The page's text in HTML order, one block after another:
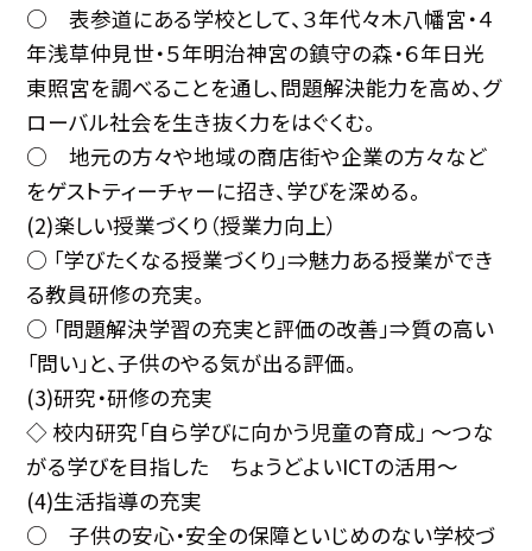
○ 表参道にある学校として、３年代々木八幡宮・４
年浅草仲見世・５年明治神宮の鎮守の森・６年日光
東照宮を調べることを通し、問題解決能力を高め、グ
ローバル社会を生き抜く力をはぐくむ。
○ 地元の方々や地域の商店街や企業の方々など
をゲストティーチャーに招き、学びを深める。
(2)楽しい授業づくり（授業力向上）
○ 「学びたくなる授業づくり」⇒魅力ある授業ができ
る教員研修の充実。
○ 「問題解決学習の充実と評価の改善」⇒質の高い
「問い」と、子供のやる気が出る評価。
(3)研究・研修の充実
◇ 校内研究「自ら学びに向かう児童の育成」 〜つな
がる学びを目指した ちょうどよいICTの活用〜
(4)生活指導の充実
○ 子供の安心・安全の保障といじめのない学校づ